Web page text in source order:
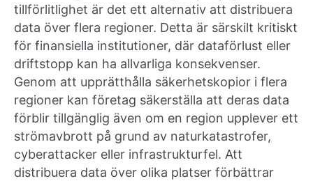
tillförlitlighet är det ett alternativ att distribuera
data över flera regioner. Detta är särskilt kritiskt
för finansiella institutioner, där dataförlust eller
driftstopp kan ha allvarliga konsekvenser.
Genom att upprätthålla säkerhetskopior i flera
regioner kan företag säkerställa att deras data
förblir tillgänglig även om en region upplever ett
strömavbrott på grund av naturkatastrofer,
cyberattacker eller infrastrukturfel. Att
distribuera data över olika platser förbättrar